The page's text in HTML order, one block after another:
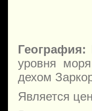
География:
уровня
дехом
Является